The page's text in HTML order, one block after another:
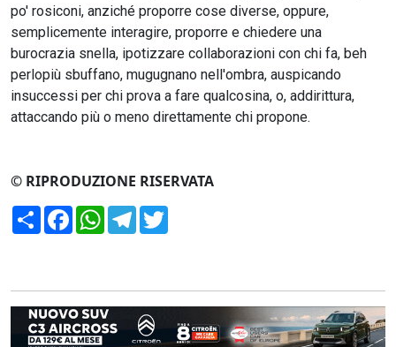
po' rosiconi, anziché proporre cose diverse, oppure,
semplicemente interagire, proporre e chiedere una
burocrazia snella, ipotizzare collaborazioni con chi fa, beh
perlopiù sbuffano, mugugnano nell'ombra, auspicando
insuccessi per chi prova a fare qualcosina, o, addirittura,
attaccando più o meno direttamente chi propone.
© RIPRODUZIONE RISERVATA
CondividiFacebookWhatsApp
Telegram